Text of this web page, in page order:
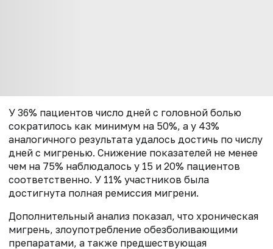
У 36% пациентов число дней с головной болью
сократилось как минимум на 50%, а у 43%
аналогичного результата удалось достичь по числу
дней с мигренью. Снижение показателей не менее
чем на 75% наблюдалось у 15 и 20% пациентов
соответственно. У 11% участников была
достигнута полная ремиссия мигрени.
Дополнительный анализ показал, что хроническая
мигрень, злоупотребление обезболивающими
препаратами, а также предшествующая